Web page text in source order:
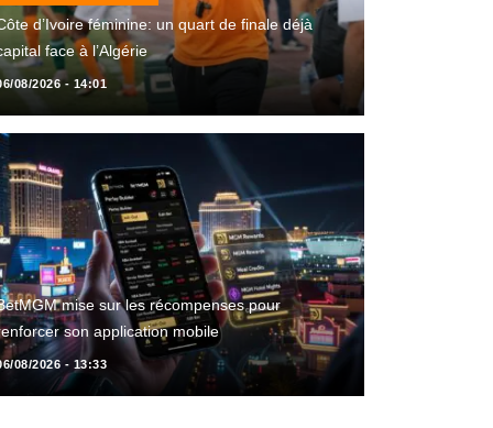
d’Ivoire féminine: un quart de finale déjà
face à l’Algérie
08/2026 - 14:01
mise sur les récompenses pour
son application mobile
08/2026 - 13:33